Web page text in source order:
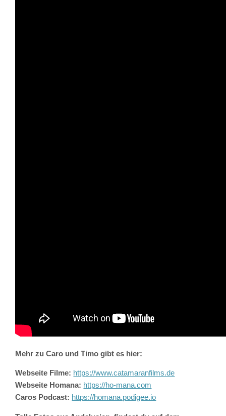
Mehr zu Caro und Timo gibt es hier:
Webseite Filme: https://www.catamaranfilms.de
Webseite Homana: https://ho-mana.com
Caros Podcast: https://homana.podigee.io